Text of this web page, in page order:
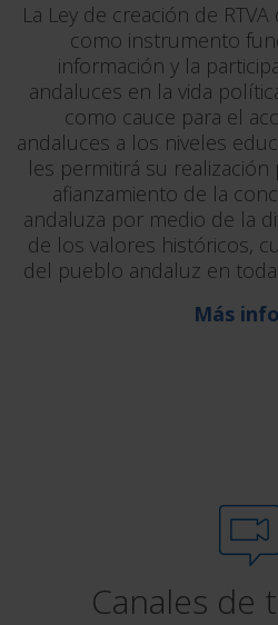
La Ley de creación de
como instrumento
información y la
andaluces en la vida
como cauce para el
andaluces a los niveles
les permitirá su
afianzamiento de la
andaluza por medio de la
de los valores históricos,
del pueblo andaluz en
Más info
Canales de